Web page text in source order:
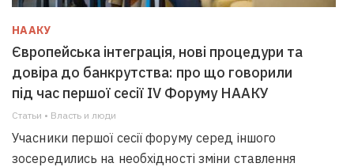
НААКУ
Європейська інтеграція, нові процедури та
довіра до банкрутства: про що говорили
під час першої сесії IV Форуму НААКУ
Статьи • Власть и люди
Учасники першої сесії форуму серед іншого
зосередились на необхідності зміни ставлення